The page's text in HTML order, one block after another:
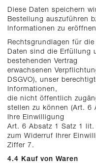
Diese Daten speichern
Bestellung auszuführen
Informationen zu
Rechtsgrundlagen für
Daten sind die Erfüllung
bestehenden Vertrag
erwachsenen
DSGVO), unser
Informationen,
die nicht öffentlich
stellen zu können (Art. 6
Ihre Einwilligung
Art. 6 Absatz 1 Satz 1 lit.
zum Widerruf Ihrer
Ziffer 7.
4.4 Kauf von Waren